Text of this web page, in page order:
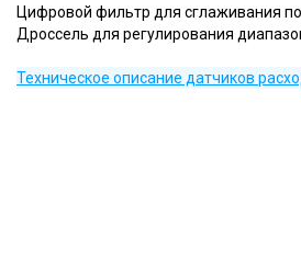
Цифровой фильтр для сглаживания
Дроссель для регулирования
Техническое описание датчиков